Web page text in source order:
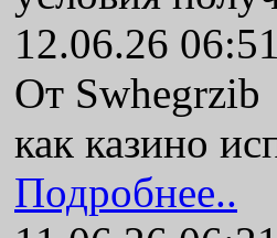
12.06.26 06:51
От Swhegrzib
как казино
Подробнее..